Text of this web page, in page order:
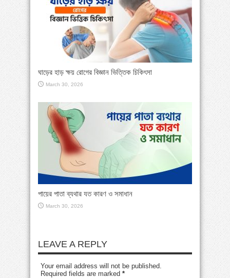
ঘাড়ের হাড় ক্ষয় রোগের বিজ্ঞান ভিত্তিক চিকিৎসা
March 30, 2026
পায়ের পাতা ব্যথার যত কারণ ও সমাধান
March 30, 2026
LEAVE A REPLY
Your email address will not be published.
Required fields are marked *